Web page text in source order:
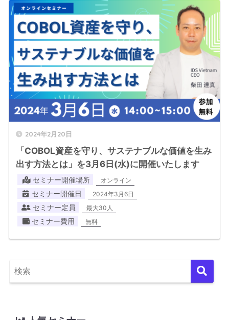
2024年2月20日
「COBOL資産を守り、サステナブルな価値を生み
出す方法とは」を3月6日(水)に開催いたします
セミナー開催場所 オンライン
セミナー開催日 2024年3月6日
セミナー定員 最大30人
セミナー費用 無料